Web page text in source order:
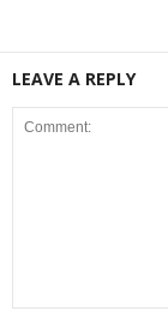
LEAVE A REPLY